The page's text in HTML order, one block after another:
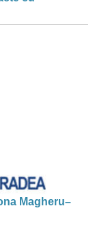
Magheru–